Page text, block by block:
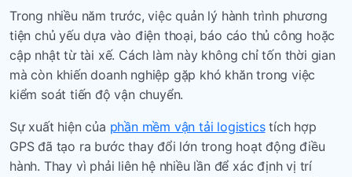
Trong nhiều năm trước, việc quản lý hành trình phương
tiện chủ yếu dựa vào điện thoại, báo cáo thủ công hoặc
cập nhật từ tài xế. Cách làm này không chỉ tốn thời gian
mà còn khiến doanh nghiệp gặp khó khăn trong việc
kiểm soát tiến độ vận chuyển.
Sự xuất hiện của phần mềm vận tải logisticstích hợp
GPS đã tạo ra bước thay đổi lớn trong hoạt động điều
hành. Thay vì phải liên hệ nhiều lần để xác định vị trí